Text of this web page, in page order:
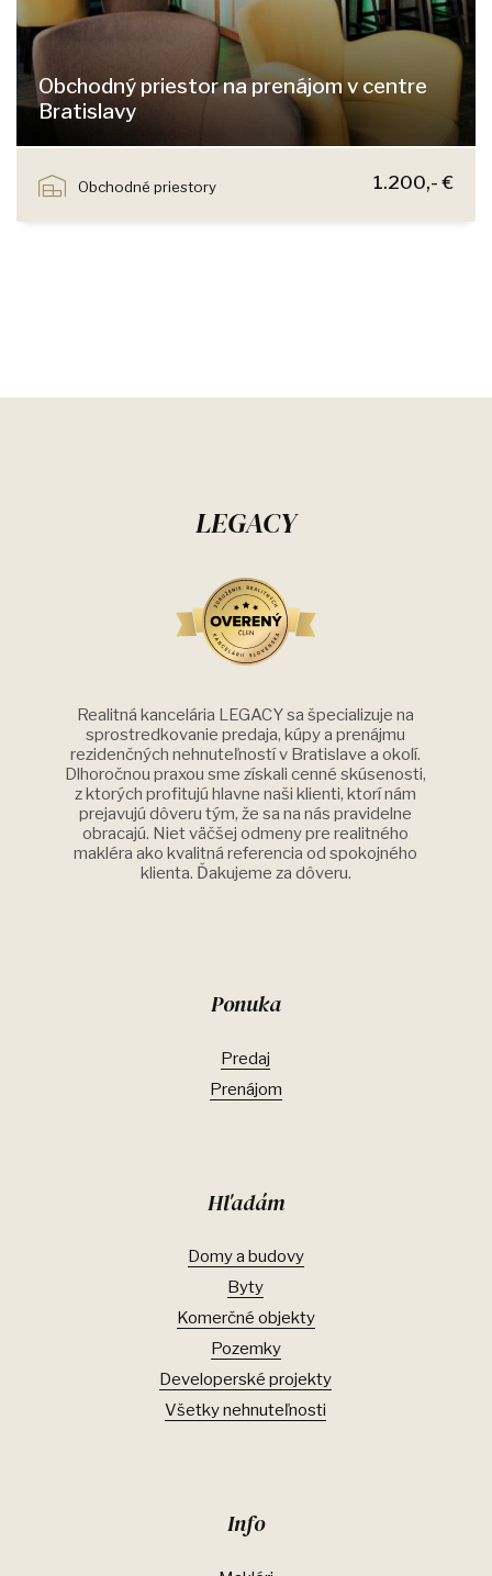
Obchodný priestor na prenájom v centre
Bratislavy
Obchodné priestory
1.200,- €
LEGACY
Realitná kancelária LEGACY sa špecializuje na
sprostredkovanie predaja, kúpy a prenájmu
rezidenčných nehnuteľností v Bratislave a okolí.
Dlhoročnou praxou sme získali cenné skúsenosti,
z ktorých profitujú hlavne naši klienti, ktorí nám
prejavujú dôveru tým, že sa na nás pravidelne
obracajú. Niet väčšej odmeny pre realitného
makléra ako kvalitná referencia od spokojného
klienta. Ďakujeme za dôveru.
Ponuka
Predaj
Prenájom
Hľadám
Domy a budovy
Byty
Komerčné objekty
Pozemky
Developerské projekty
Všetky nehnuteľnosti
Info